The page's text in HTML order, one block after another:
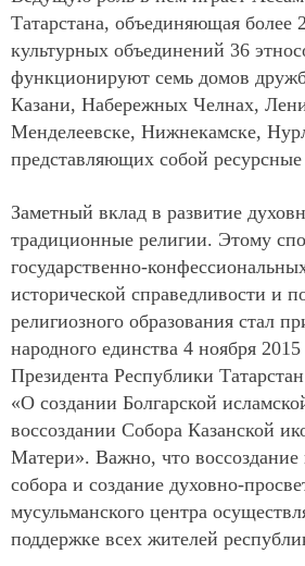
Татарстана, объединяющая более
культурных объединений 36
функционируют семь домов
Казани, Набережных Челнах,
Менделеевске, Нижнекамске,
представляющих собой
Заметный вклад в развитие
традиционные религии. Этому
государственно-
исторической справедливости и
религиозного образования стал
народного единства 4 ноября 2015
Президента Республики
«О создании Болгарской
воссоздании Собора Казанской
Матери». Важно, что воссоздание
собора и создание духовно-
мусульманского центра
поддержке всех жителей